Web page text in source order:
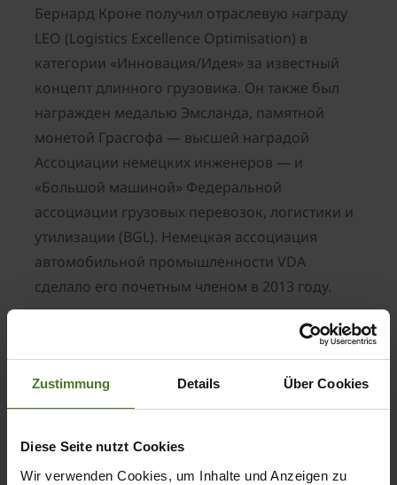
Zustimmung Details Über Cookies
Diese Seite nutzt Cookies
Wir verwenden Cookies, um Inhalte und Anzeigen zu
Бернард Кроне получил отраслевую награду
LEO (Logistics Excellence Optimisation) в
категории «Инновация/Идея» за известный
концепт длинного грузовика. Он также был
награжден медалью Эмсланда, памятной
монетой Грасгофа — высшей наградой
Ассоциации немецких инженеров — и
«Большой машиной» Федеральной
ассоциации грузовых перевозок, логистики и
утилизации (BGL). Немецкая ассоциация
автомобильной промышленности VDA
сделало его почетным членом в 2013 году.
Доктор Бернард Кроне с самого юного
возраста рос вместе с компанией. Еще в
производство и к клиентам. Будучи 6-летним
в мастерской он может научиться большему,
чем в школе. Конечно, он не перестал